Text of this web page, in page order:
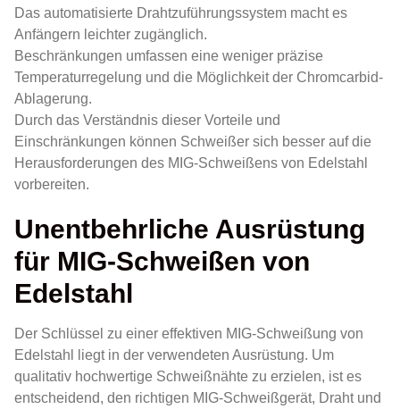
Das automatisierte Drahtzuführungssystem macht es
Anfängern leichter zugänglich.
Beschränkungen umfassen eine weniger präzise
Temperaturregelung und die Möglichkeit der Chromcarbid-
Ablagerung.
Durch das Verständnis dieser Vorteile und
Einschränkungen können Schweißer sich besser auf die
Herausforderungen des MIG-Schweißens von Edelstahl
vorbereiten.
Unentbehrliche Ausrüstung
für MIG-Schweißen von
Edelstahl
Der Schlüssel zu einer effektiven MIG-Schweißung von
Edelstahl liegt in der verwendeten Ausrüstung. Um
qualitativ hochwertige Schweißnähte zu erzielen, ist es
entscheidend, den richtigen MIG-Schweißgerät, Draht und